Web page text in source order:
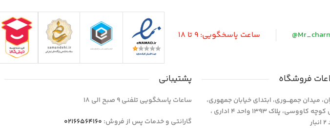
ساعت پاسخگویی: 9 تا 18
فروشگاه
میدان جمهـــوری، ابتدای خیابان جمهوری،
نبش کوچه کاووسی، پلاک 1393 واحد 4 اداری ،
پشتیبانی
ساعات پاسخگویی تلفنی 9 صبح الی 18
گارانتی و خدمات پس از فروش: 02166564160